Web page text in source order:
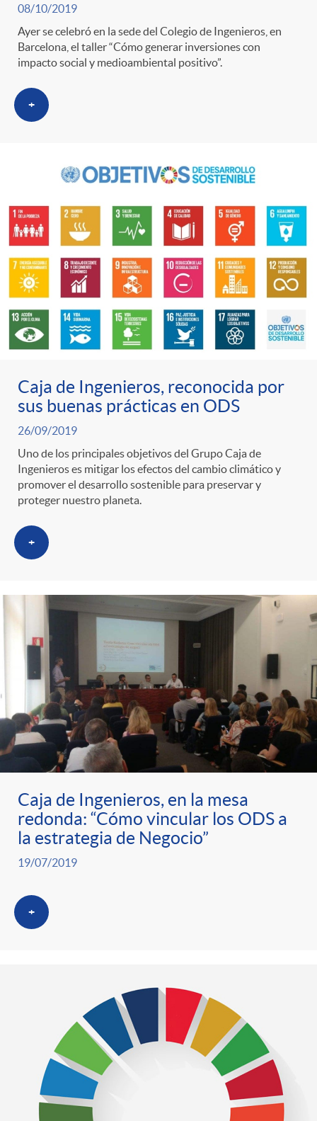
08/10/2019
Ayer se celebró en la sede del Colegio de Ingenieros, en
Barcelona, el taller “Cómo generar inversiones con
impacto social y medioambiental positivo”.
+
Caja de Ingenieros, reconocida por
sus buenas prácticas en ODS
26/09/2019
Uno de los principales objetivos del Grupo Caja de
Ingenieros es mitigar los efectos del cambio climático y
promover el desarrollo sostenible para preservar y
proteger nuestro planeta.
+
Caja de Ingenieros, en la mesa
redonda: “Cómo vincular los ODS a
la estrategia de Negocio”
19/07/2019
+